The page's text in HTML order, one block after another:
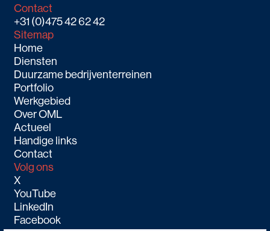
Contact
+31 (0)475 42 62 42
Sitemap
Home
Diensten
Duurzame bedrijventerreinen
Portfolio
Werkgebied
Over OML
Actueel
Handige links
Contact
Volg ons
X
YouTube
LinkedIn
Facebook